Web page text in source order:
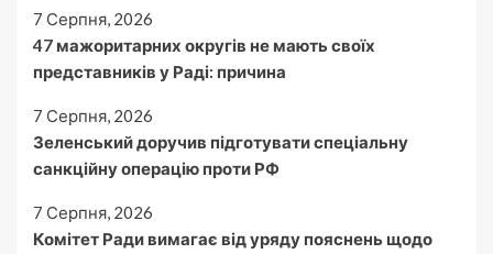
7 Серпня, 2026
47 мажоритарних округів не мають своїх
представників у Раді: причина
7 Серпня, 2026
Зеленський доручив підготувати спеціальну
санкційну операцію проти РФ
7 Серпня, 2026
Комітет Ради вимагає від уряду пояснень щодо